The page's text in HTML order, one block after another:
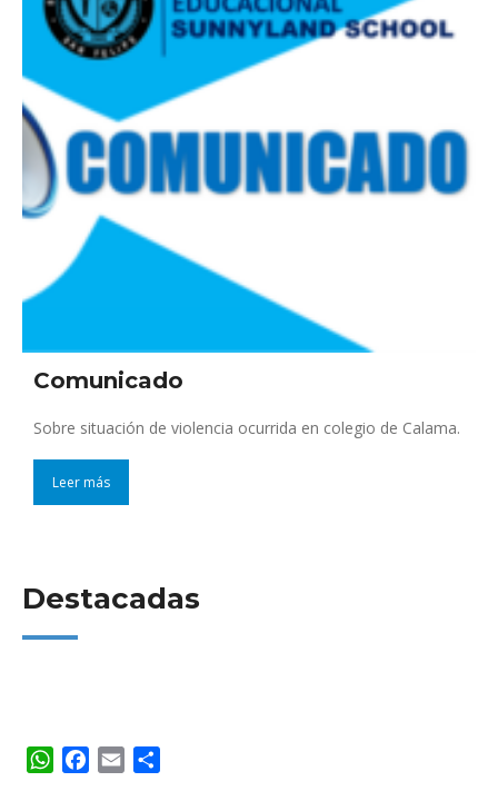
Comunicado
Sobre situación de violencia ocurrida en colegio de Calama.
Leer más
Destacadas
WhatsApp
Facebook
Email